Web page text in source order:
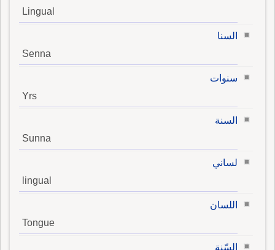
Lingual
السنا
Senna
سنوات
Yrs
السنة
Sunna
لساني
lingual
اللسان
Tongue
السّنة